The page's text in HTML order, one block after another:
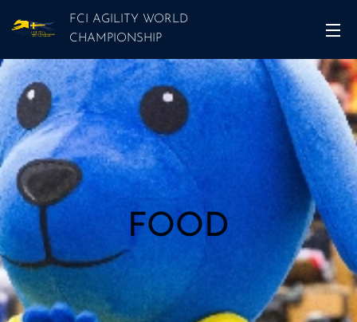
FCI AGILITY WORLD
CHAMPIONSHIP
FOOD